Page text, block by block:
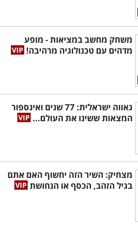
משחק מחשב במציאות - מופע
מדהים עם טכנולוגיה מרהיבה!
גאווה ישראלית: 77 שנים ואינספור
המצאות ששינו את העולם...
מצחיק: השיר הזה יחשוף האם אתם
בגיל הזהב, הכסף או הנחושת